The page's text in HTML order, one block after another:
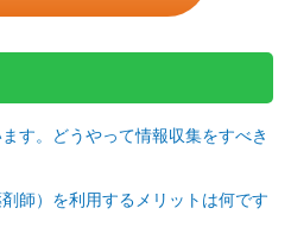
す。どうやって情報収集をすべき
師）を利用するメリットは何です